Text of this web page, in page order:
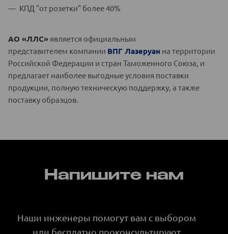
КПД "от розетки" более 40%
АО «ЛЛС» является официальным
представителем компании ВПГ Лазеруан на территории
Российской Федерации и стран Таможенного Союза, и
предлагает наиболее выгодные условия поставки
продукции, полную техническую поддержку, а также
поставку образцов.
Напишите нам
Наши инженеры помогут вам с выбором
или бесплатно проконсультируют